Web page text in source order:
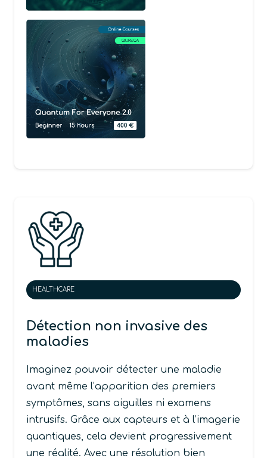
HEALTHCARE
Détection non invasive des
maladies
Imaginez pouvoir détecter une maladie
avant même l’apparition des premiers
symptômes, sans aiguilles ni examens
intrusifs. Grâce aux capteurs et à l’imagerie
quantiques, cela devient progressivement
une réalité. Avec une résolution bien